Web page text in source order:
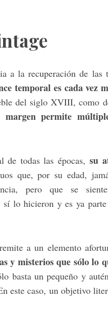
a la recuperación de las
temporal es cada vez
del siglo XVIII, como
margen permite
de todas las épocas,su
que, por su edad,
pero que se
lo hicieron y es ya
a un elemento
y misterios que sólo lo
basta un pequeño y
este caso, un objetivo